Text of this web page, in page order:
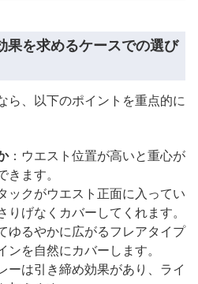
果を求めるケースでの選び
ら、以下のポイントを重点的に
：ウエスト位置が高いと重心が
ます。
ックがウエスト正面に入ってい
げなくカバーしてくれます。
ゆるやかに広がるフレアタイプ
を自然にカバーします。
ーは引き締め効果があり、ライ